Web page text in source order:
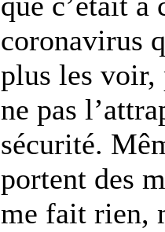
coronavirus
plus les
ne pas
sécurité.
portent des
me fait rien,